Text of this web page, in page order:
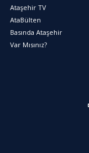
Ataşehir TV
AtaBülten
Basında Ataşehir
Var Mısınız?